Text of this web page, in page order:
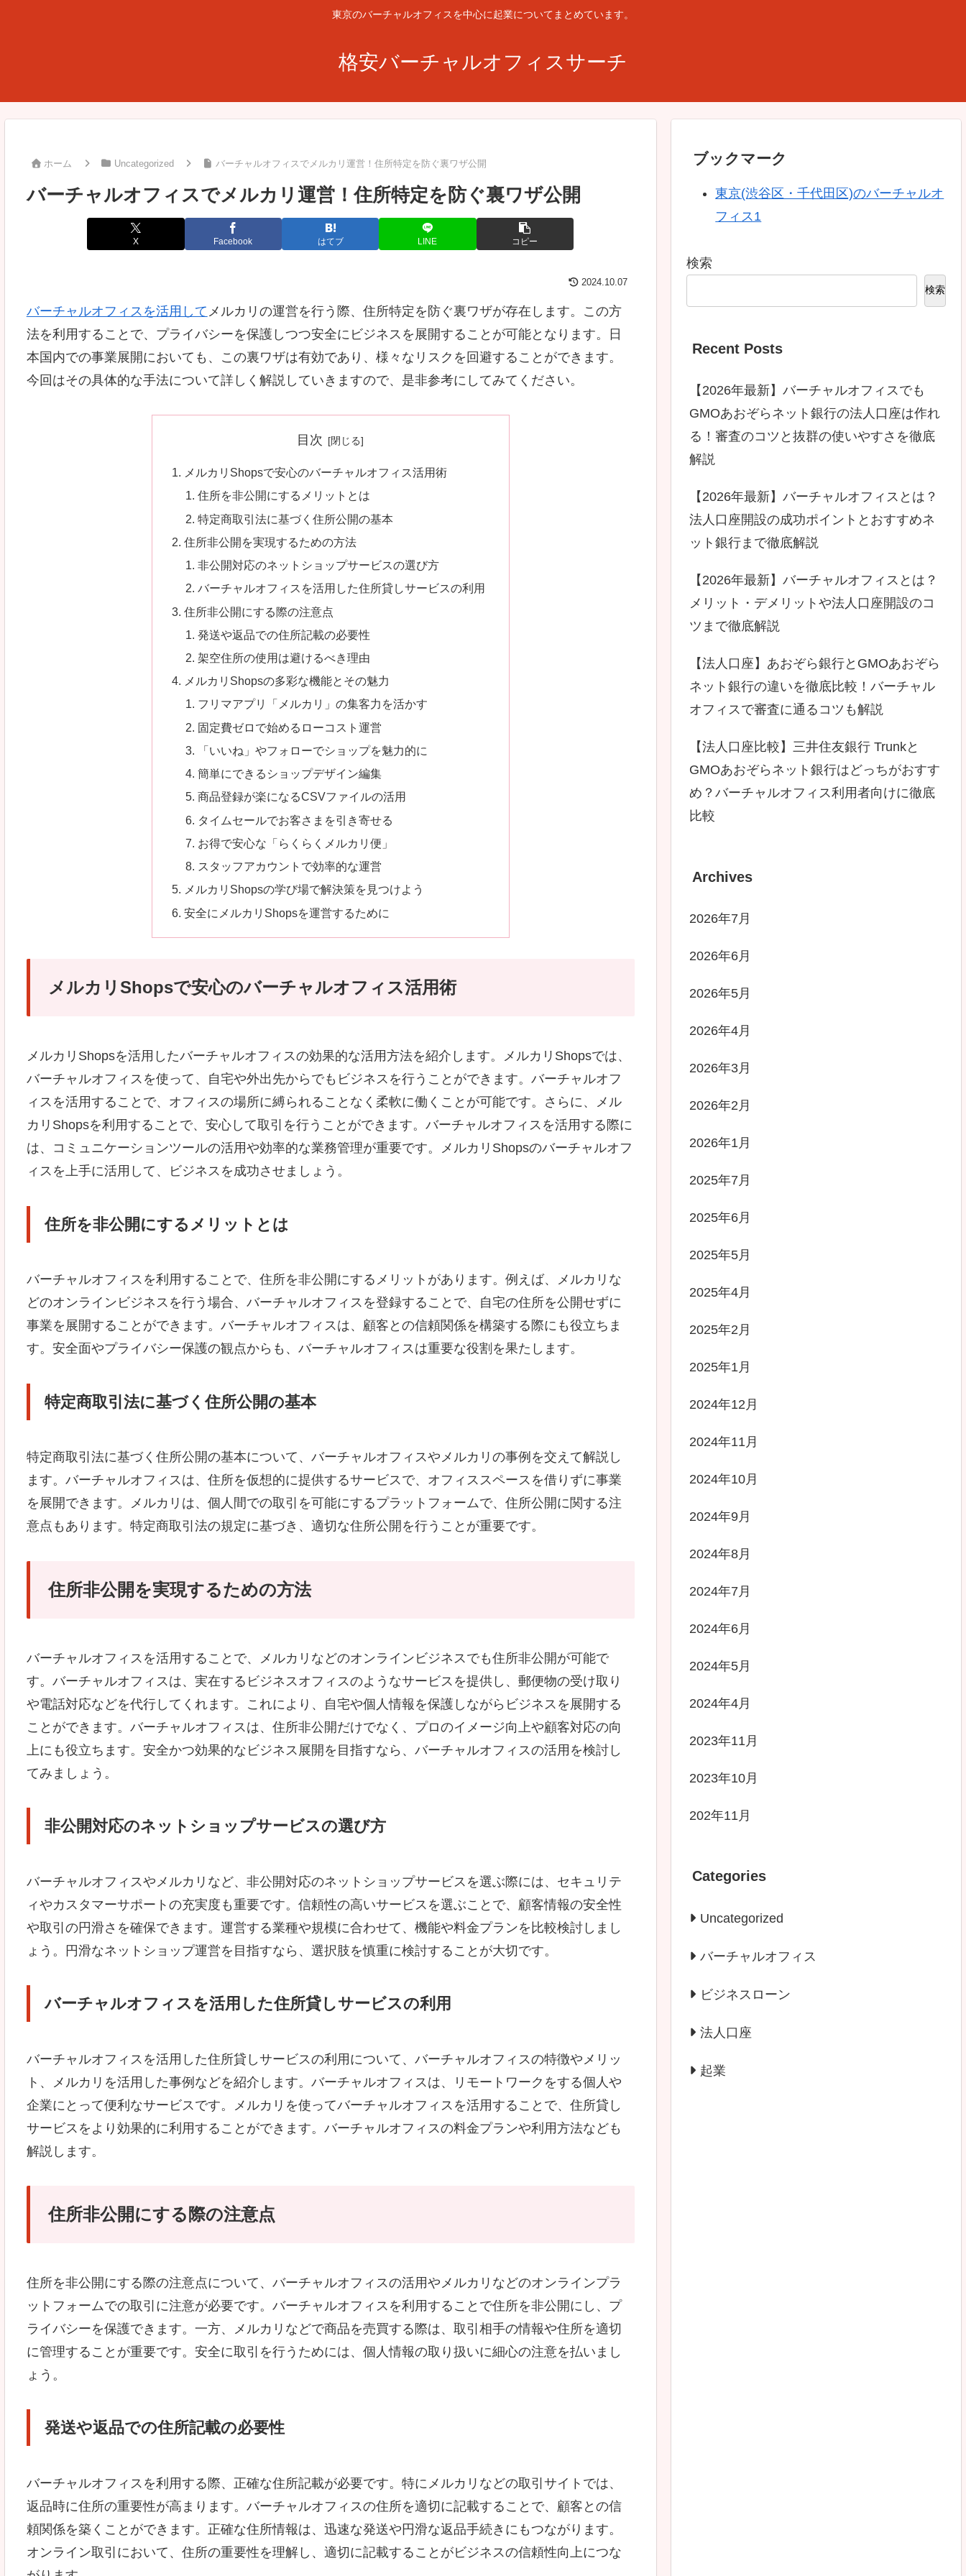
東京のバーチャルオフィスを中心に起業についてまとめています。
格安バーチャルオフィスサーチ
ホーム Uncategorized バーチャルオフィスでメルカリ運営！住所特定を防ぐ裏ワザ公開
バーチャルオフィスでメルカリ運営！住所特定を防ぐ裏ワザ公開
X Facebook はてブ LINE コピー
2024.10.07
バーチャルオフィスを活用して メルカリの運営を行う際、住所特定を防ぐ裏ワザが存在します。この方
法を利用することで、プライバシーを保護しつつ安全にビジネスを展開することが可能となります。日
本国内での事業展開においても、この裏ワザは有効であり、様々なリスクを回避することができます。
今回はその具体的な手法について詳しく解説していきますので、是非参考にしてみてください。
目次
メルカリShopsで安心のバーチャルオフィス活用術
住所を非公開にするメリットとは
特定商取引法に基づく住所公開の基本
住所非公開を実現するための方法
非公開対応のネットショップサービスの選び方
バーチャルオフィスを活用した住所貸しサービスの利用
住所非公開にする際の注意点
発送や返品での住所記載の必要性
架空住所の使用は避けるべき理由
メルカリShopsの多彩な機能とその魅力
フリマアプリ「メルカリ」の集客力を活かす
固定費ゼロで始めるローコスト運営
「いいね」やフォローでショップを魅力的に
簡単にできるショップデザイン編集
商品登録が楽になるCSVファイルの活用
タイムセールでお客さまを引き寄せる
お得で安心な「らくらくメルカリ便」
スタッフアカウントで効率的な運営
メルカリShopsの学び場で解決策を見つけよう
安全にメルカリShopsを運営するために
メルカリShopsで安心のバーチャルオフィス活用術
メルカリShopsを活用したバーチャルオフィスの効果的な活用方法を紹介します。メルカリShopsでは、
バーチャルオフィスを使って、自宅や外出先からでもビジネスを行うことができます。バーチャルオフ
ィスを活用することで、オフィスの場所に縛られることなく柔軟に働くことが可能です。さらに、メル
カリShopsを利用することで、安心して取引を行うことができます。バーチャルオフィスを活用する際に
は、コミュニケーションツールの活用や効率的な業務管理が重要です。メルカリShopsのバーチャルオフ
ィスを上手に活用して、ビジネスを成功させましょう。
住所を非公開にするメリットとは
バーチャルオフィスを利用することで、住所を非公開にするメリットがあります。例えば、メルカリな
どのオンラインビジネスを行う場合、バーチャルオフィスを登録することで、自宅の住所を公開せずに
事業を展開することができます。バーチャルオフィスは、顧客との信頼関係を構築する際にも役立ちま
す。安全面やプライバシー保護の観点からも、バーチャルオフィスは重要な役割を果たします。
特定商取引法に基づく住所公開の基本
特定商取引法に基づく住所公開の基本について、バーチャルオフィスやメルカリの事例を交えて解説し
ます。バーチャルオフィスは、住所を仮想的に提供するサービスで、オフィススペースを借りずに事業
を展開できます。メルカリは、個人間での取引を可能にするプラットフォームで、住所公開に関する注
意点もあります。特定商取引法の規定に基づき、適切な住所公開を行うことが重要です。
住所非公開を実現するための方法
バーチャルオフィスを活用することで、メルカリなどのオンラインビジネスでも住所非公開が可能で
す。バーチャルオフィスは、実在するビジネスオフィスのようなサービスを提供し、郵便物の受け取り
や電話対応などを代行してくれます。これにより、自宅や個人情報を保護しながらビジネスを展開する
ことができます。バーチャルオフィスは、住所非公開だけでなく、プロのイメージ向上や顧客対応の向
上にも役立ちます。安全かつ効果的なビジネス展開を目指すなら、バーチャルオフィスの活用を検討し
てみましょう。
非公開対応のネットショップサービスの選び方
バーチャルオフィスやメルカリなど、非公開対応のネットショップサービスを選ぶ際には、セキュリテ
ィやカスタマーサポートの充実度も重要です。信頼性の高いサービスを選ぶことで、顧客情報の安全性
や取引の円滑さを確保できます。運営する業種や規模に合わせて、機能や料金プランを比較検討しまし
ょう。円滑なネットショップ運営を目指すなら、選択肢を慎重に検討することが大切です。
バーチャルオフィスを活用した住所貸しサービスの利用
バーチャルオフィスを活用した住所貸しサービスの利用について、バーチャルオフィスの特徴やメリッ
ト、メルカリを活用した事例などを紹介します。バーチャルオフィスは、リモートワークをする個人や
企業にとって便利なサービスです。メルカリを使ってバーチャルオフィスを活用することで、住所貸し
サービスをより効果的に利用することができます。バーチャルオフィスの料金プランや利用方法なども
解説します。
住所非公開にする際の注意点
住所を非公開にする際の注意点について、バーチャルオフィスの活用やメルカリなどのオンラインプラ
ットフォームでの取引に注意が必要です。バーチャルオフィスを利用することで住所を非公開にし、プ
ライバシーを保護できます。一方、メルカリなどで商品を売買する際は、取引相手の情報や住所を適切
に管理することが重要です。安全に取引を行うためには、個人情報の取り扱いに細心の注意を払いまし
ょう。
発送や返品での住所記載の必要性
バーチャルオフィスを利用する際、正確な住所記載が必要です。特にメルカリなどの取引サイトでは、
返品時に住所の重要性が高まります。バーチャルオフィスの住所を適切に記載することで、顧客との信
頼関係を築くことができます。正確な住所情報は、迅速な発送や円滑な返品手続きにもつながります。
オンライン取引において、住所の重要性を理解し、適切に記載することがビジネスの信頼性向上につな
ブックマーク
東京(渋谷区・千代田区)のバーチャルオ
フィス1
検索
検索
Recent Posts
【2026年最新】バーチャルオフィスでも
GMOあおぞらネット銀行の法人口座は作れ
る！審査のコツと抜群の使いやすさを徹底
解説
【2026年最新】バーチャルオフィスとは？
法人口座開設の成功ポイントとおすすめネ
ット銀行まで徹底解説
【2026年最新】バーチャルオフィスとは？
メリット・デメリットや法人口座開設のコ
ツまで徹底解説
【法人口座】あおぞら銀行とGMOあおぞら
ネット銀行の違いを徹底比較！バーチャル
オフィスで審査に通るコツも解説
【法人口座比較】三井住友銀行 Trunkと
GMOあおぞらネット銀行はどっちがおすす
め？バーチャルオフィス利用者向けに徹底
比較
Archives
2026年7月
2026年6月
2026年5月
2026年4月
2026年3月
2026年2月
2026年1月
2025年7月
2025年6月
2025年5月
2025年4月
2025年2月
2025年1月
2024年12月
2024年11月
2024年10月
2024年9月
2024年8月
2024年7月
2024年6月
2024年5月
2024年4月
2023年11月
2023年10月
202年11月
Categories
Uncategorized
バーチャルオフィス
ビジネスローン
法人口座
起業